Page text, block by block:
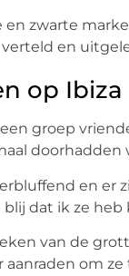
zwarte
en
op Ibiza
groep
en er
dat ik ze
van de
aanraden om